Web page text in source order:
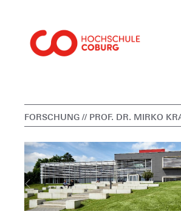
FORSCHUNG // PROF. DR. MIRKO